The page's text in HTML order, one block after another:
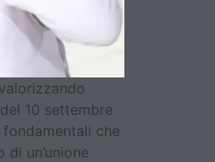
10 settembre
che
un’unione